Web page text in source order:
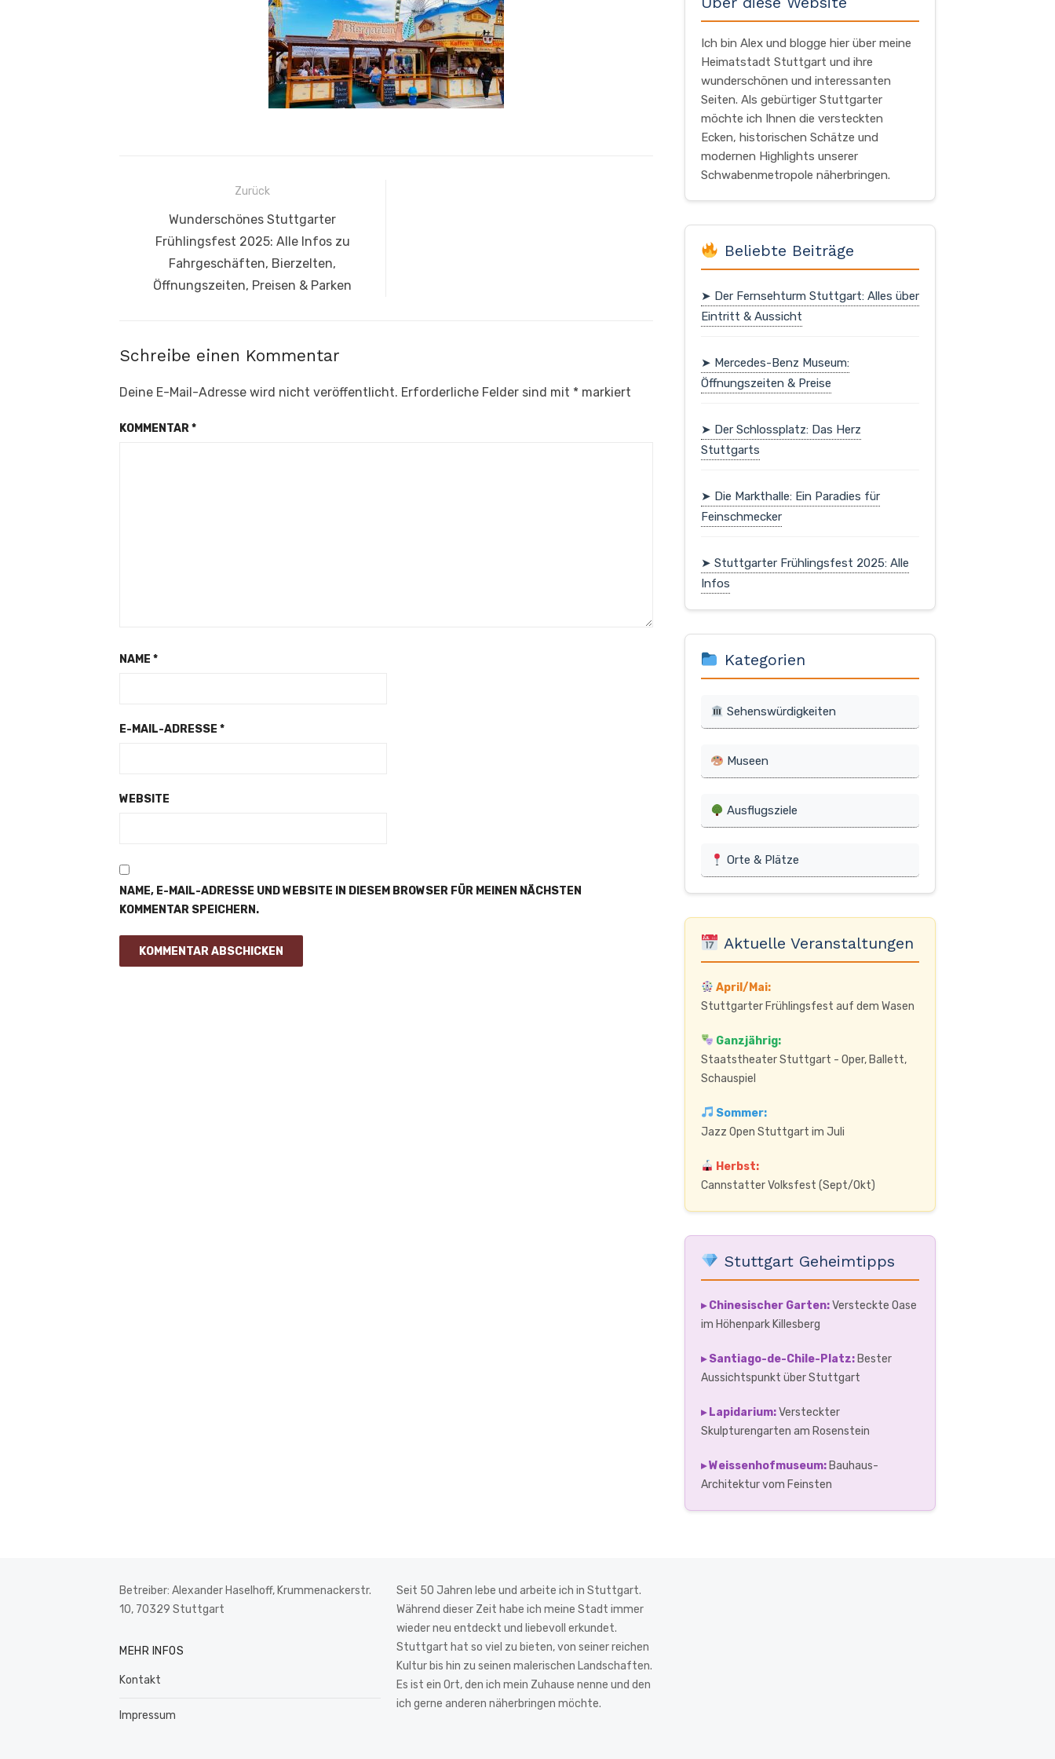
Beitragsnavigation
Zurück
Vorheriger
Beitrag:
Wunderschönes Stuttgarter
Frühlingsfest 2025: Alle Infos zu
Fahrgeschäften, Bierzelten,
Öffnungszeiten, Preisen & Parken
Schreibe einen Kommentar
Deine E-Mail-Adresse wird nicht veröffentlicht. Erforderliche Felder sind mit * markiert
KOMMENTAR*
NAME *
E-MAIL-ADRESSE *
WEBSITE
NAME, E-MAIL-ADRESSE UND WEBSITE IN DIESEM BROWSER FÜR MEINEN NÄCHSTEN
KOMMENTAR SPEICHERN.
Ich bin Alex und blogge hier über meine
Heimatstadt Stuttgart und ihre
wunderschönen und interessanten
Seiten. Als gebürtiger Stuttgarter
möchte ich Ihnen die versteckten
Ecken, historischen Schätze und
modernen Highlights unserer
Schwabenmetropole näherbringen.
Beliebte Beiträge
➤ Der Fernsehturm Stuttgart: Alles über
Eintritt & Aussicht
➤ Mercedes-Benz Museum:
Öffnungszeiten & Preise
➤ Der Schlossplatz: Das Herz
Stuttgarts
➤ Die Markthalle: Ein Paradies für
Feinschmecker
➤ Stuttgarter Frühlingsfest 2025: Alle
Infos
Kategorien
Sehenswürdigkeiten
Museen
Ausflugsziele
Orte & Plätze
Aktuelle Veranstaltungen
April/Mai:
Stuttgarter Frühlingsfest auf dem Wasen
Ganzjährig:
Staatstheater Stuttgart - Oper, Ballett,
Schauspiel
Sommer:
Jazz Open Stuttgart im Juli
Herbst:
Cannstatter Volksfest (Sept/Okt)
Stuttgart Geheimtipps
▸ Chinesischer Garten:Versteckte Oase
im Höhenpark Killesberg
▸ Santiago-de-Chile-Platz: Bester
Aussichtspunkt über Stuttgart
▸ Lapidarium:Versteckter
Skulpturengarten am Rosenstein
▸ Weissenhofmuseum: Bauhaus-
Architektur vom Feinsten
Betreiber: Alexander Haselhoff, Krummenackerstr.
10, 70329 Stuttgart
MEHR INFOS
Kontakt
Impressum
Seit 50 Jahren lebe und arbeite ich in Stuttgart.
Während dieser Zeit habe ich meine Stadt immer
wieder neu entdeckt und liebevoll erkundet.
Stuttgart hat so viel zu bieten, von seiner reichen
Kultur bis hin zu seinen malerischen Landschaften.
Es ist ein Ort, den ich mein Zuhause nenne und den
ich gerne anderen näherbringen möchte.